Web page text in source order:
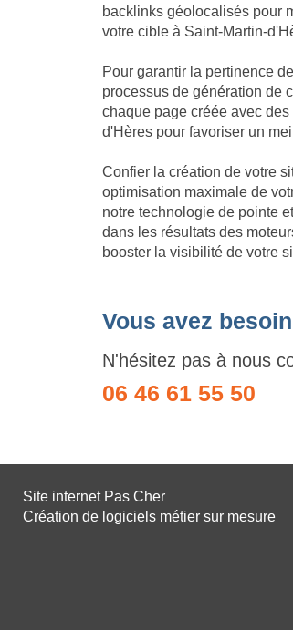
backlinks géolocalisés pour
votre cible à Saint-Martin-
Pour garantir la pertinence
processus de génération de
chaque page créée avec
d'Hères pour favoriser un
Confier la création de votre
optimisation maximale de
notre technologie de pointe
dans les résultats des
booster la visibilité de votre
Vous avez
N'hésitez pas à nous
06 46 61 55 50
Site internet Pas Cher
Création de logiciels métier sur mesure